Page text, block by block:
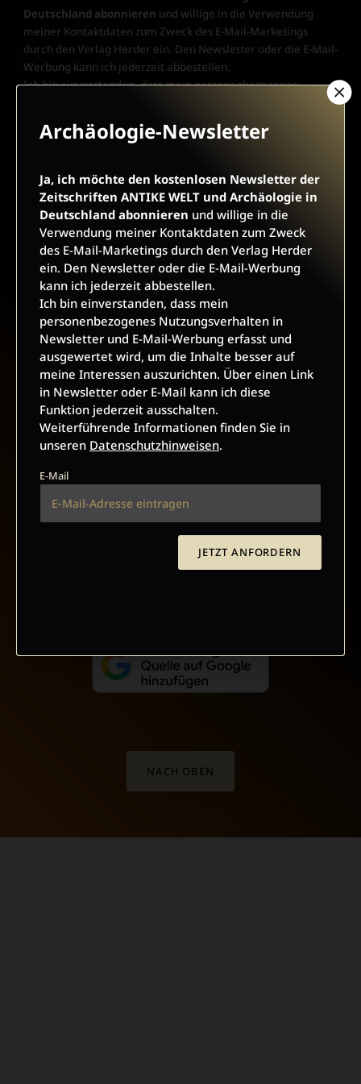
Deutschland abonnieren und willige in die Verwendung
meiner Kontaktdaten zum Zweck des E-Mail-Marketings
durch den Verlag Herder ein. Den Newsletter oder die E-Mail-
Werbung kann ich jederzeit abbestellen.
Ich bin einverstanden, dass mein personenbezogenes
Nutzungsverhalten in Newsletter und E-Mail-Werbung erfasst
und ausgewertet wird, um die Inhalte besser auf meine
Interessen auszurichten. Über einen Link in Newsletter oder
Weiterführende Informationen finden Sie in unseren
Datenschutzhinweisen.
E-Mail
JETZT ANMELDEN
AGB UND WIDERRUFSBELEHRUNG DATENSCHUTZ
VERTRAG WIDERRUFEN
ABO ONLINE KÜNDIGEN
NACH OBEN
Archäologie-Newsletter
Ja, ich möchte den kostenlosen Newsletter der
Zeitschriften ANTIKE WELT und Archäologie in
Deutschland abonnieren und willige in die
Verwendung meiner Kontaktdaten zum Zweck
des E-Mail-Marketings durch den Verlag Herder
ein. Den Newsletter oder die E-Mail-Werbung
kann ich jederzeit abbestellen.
Ich bin einverstanden, dass mein
personenbezogenes Nutzungsverhalten in
Newsletter und E-Mail-Werbung erfasst und
ausgewertet wird, um die Inhalte besser auf
meine Interessen auszurichten. Über einen Link
in Newsletter oder E-Mail kann ich diese
Funktion jederzeit ausschalten.
Weiterführende Informationen finden Sie in
unseren Datenschutzhinweisen.
E-Mail
JETZT ANFORDERN